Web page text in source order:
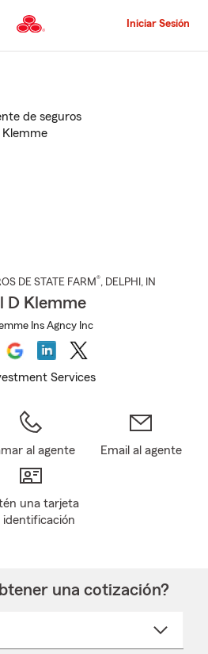
al
principal
Iniciar Sesión
DE STATE FARM®, DELPHI , IN
D Klemme
Ins Agncy Inc
Services
al agente Email al agente
una tarjeta
identificación
una cotización?